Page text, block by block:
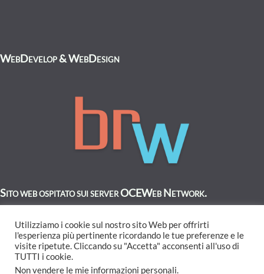
WebDevelop & WebDesign
Sito web ospitato sui server OCEWeb Network.
Utilizziamo i cookie sul nostro sito Web per offrirti
l'esperienza più pertinente ricordando le tue preferenze e le
visite ripetute. Cliccando su "Accetta" acconsenti all'uso di
TUTTI i cookie.
Non vendere le mie informazioni personali.